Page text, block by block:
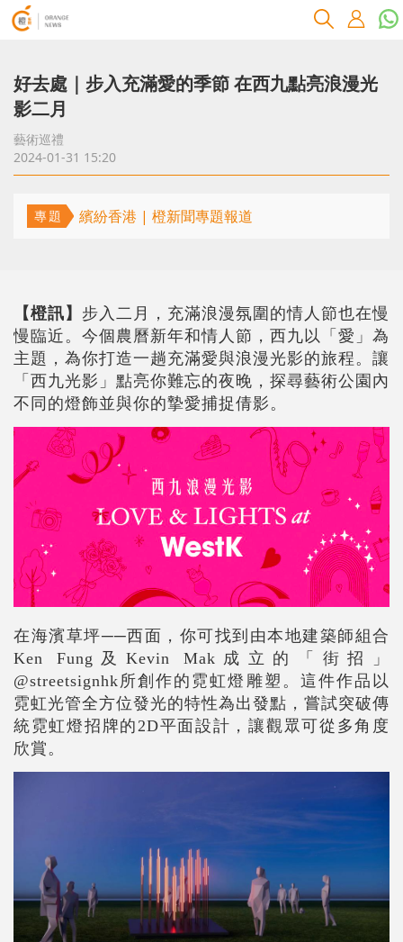
好去處｜步入充滿愛的季節 在西九點亮浪漫光
影二月
藝術巡禮
2024-01-31 15:20
專題 繽紛香港 | 橙新聞專題報道
【橙訊】 步入二月，充滿浪漫氛圍的情人節也在慢
慢臨近。今個農曆新年和情人節，西九以「愛」為
主題，為你打造一趟充滿愛與浪漫光影的旅程。讓
「西九光影」點亮你難忘的夜晚，探尋藝術公園內
不同的燈飾並與你的摯愛捕捉倩影。
在海濱草坪──西面，你可找到由本地建築師組合
Ken Fung及Kevin Mak成立的「街招」
@streetsignhk所創作的霓虹燈雕塑。這件作品以
霓虹光管全方位發光的特性為出發點，嘗試突破傳
統霓虹燈招牌的2D平面設計，讓觀眾可從多角度
欣賞。